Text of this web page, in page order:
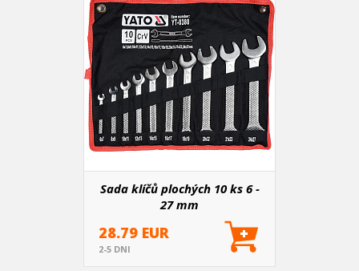
Sada klíčů plochých 10 ks 6 -
27 mm
28.79 EUR
2-5 DNI